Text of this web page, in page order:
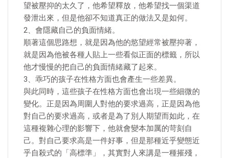
望被壓抑的太久了，他希望釋放，他希望找一個渠道
發泄出來，但是他卻不知道真正的做法又是如何。
2、會隱藏自己的負面情緒。
順著這個思路想，就是因為他的慾望經常被壓抑著，
就是因為他被各種人貼上一些看似正面的標籤，所以
他才慢慢的把自己的負面情緒藏了起來。
3、乖巧的孩子在性格方面也會產生一些差異。
與此同時，這些孩子在性格方面也會出現一些細微的
變化。正是因為周圍人對他的要求過高，正是因為他
對自己的要求過高，或者是為了別人期望而如此，在
這種複雜心理的影響下，他就會變本加厲的苛刻自
己。對自己要求高是一件好事，但是那種近乎變態近
乎自殺式的「高標準」，其實對人來講是一種摧殘，